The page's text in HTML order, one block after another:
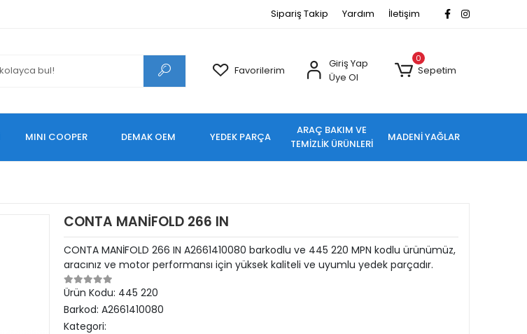
Sipariş Takip Yardım İletişim
Favorilerim
Giriş Yap
Üye Ol
0
Sepetim
MINI COOPER DEMAK OEM YEDEK PARÇA
ARAÇ BAKIM VE
TEMİZLİK ÜRÜNLERİ
MADENİ YAĞLAR
CONTA MANİFOLD 266 IN
CONTA MANİFOLD 266 IN A2661410080 barkodlu ve 445 220 MPN kodlu ürünümüz,
aracınız ve motor performansı için yüksek kaliteli ve uyumlu yedek parçadır.
Ürün Kodu: 445 220
Barkod: A2661410080
Kategori: